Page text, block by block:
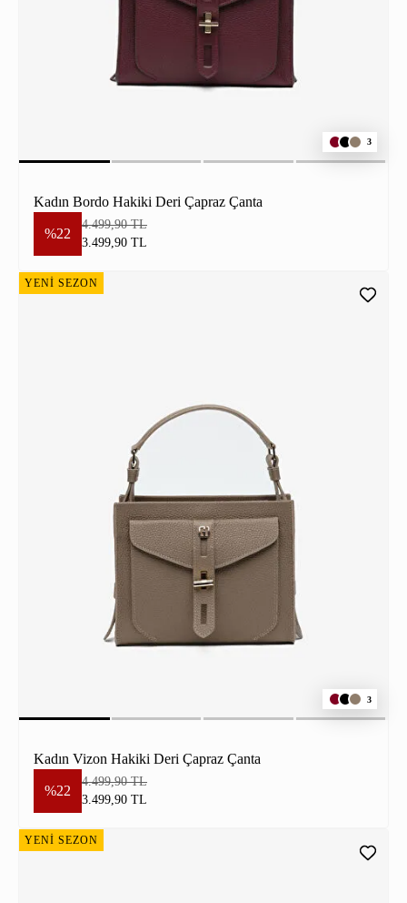
3
Kadın Bordo Hakiki Deri Çapraz Çanta
%22
4.499,90 TL
3.499,90 TL
YENİ SEZON
3
Kadın Vizon Hakiki Deri Çapraz Çanta
%22
4.499,90 TL
3.499,90 TL
YENİ SEZON